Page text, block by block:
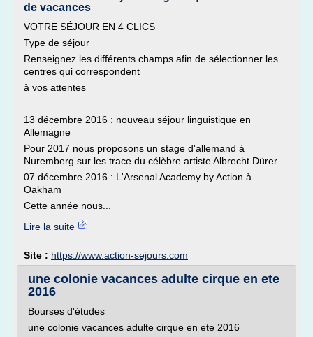
de vacances
VOTRE SÉJOUR EN 4 CLICS
Type de séjour
Renseignez les différents champs afin de sélectionner les
centres qui correspondent
à vos attentes
13 décembre 2016 : nouveau séjour linguistique en
Allemagne
Pour 2017 nous proposons un stage d'allemand à
Nuremberg sur les trace du célèbre artiste Albrecht Dürer.
07 décembre 2016 : L'Arsenal Academy by Action à
Oakham
Cette année nous...
Lire la suite
Site : https://www.action-sejours.com
une colonie vacances adulte cirque en ete
2016
Bourses d'études
une colonie vacances adulte cirque en ete 2016